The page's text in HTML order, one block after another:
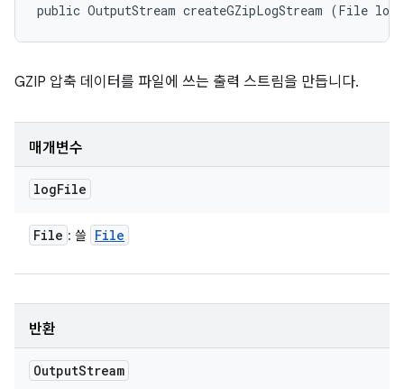
public OutputStream createGZipLogStream (File
GZIP 압축 데이터를 파일에 쓰는 출력 스트림을 만듭니다.
매개변수
logFile
File : 쓸 File
반환
OutputStream